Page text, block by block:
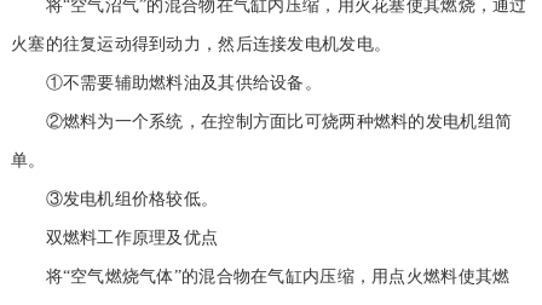
将“空气沼气”的混合物在气缸内压缩，用火花塞使其燃烧，通过
火塞的往复运动得到动力，然后连接发电机发电。
①不需要辅助燃料油及其供给设备。
②燃料为一个系统，在控制方面比可烧两种燃料的发电机组简
单。
③发电机组价格较低。
双燃料工作原理及优点
将“空气燃烧气体”的混合物在气缸内压缩，用点火燃料使其燃